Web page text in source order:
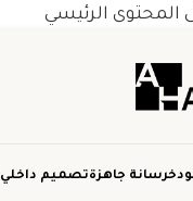
المحتوى الرئيسي
خرسانة جاهزةتصميم داخلي